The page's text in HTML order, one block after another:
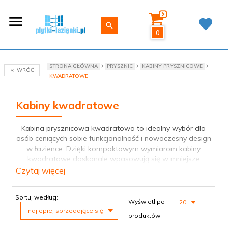
0
WRÓĆ
STRONA GŁÓWNA PRYSZNIC
KABINY PRYSZNICOWE
KWADRATOWE
Kabiny kwadratowe
Kabina prysznicowa kwadratowa to idealny wybór dla
osób ceniących sobie funkcjonalność i nowoczesny design
w łazience. Dzięki kompaktowym wymiarom kabiny
kwadratowe doskonale wpasowują się w mniejsze
przestrzenie, oferując przy tym maksymalny komfort
kabiny w różnych wymiarach: 80x80 oraz 90x90
kwadratowa. Są one nie tylko praktyczne, ale również
estetycznie wykonane. Oferujemy kabiny kwadratowe
Radaway, takie jak modele Furo, Nes, Essenza Pro,
Czytaj więcej
Sortuj według:
najlepiej sprzedające się
Wyświetl po
20
produktów